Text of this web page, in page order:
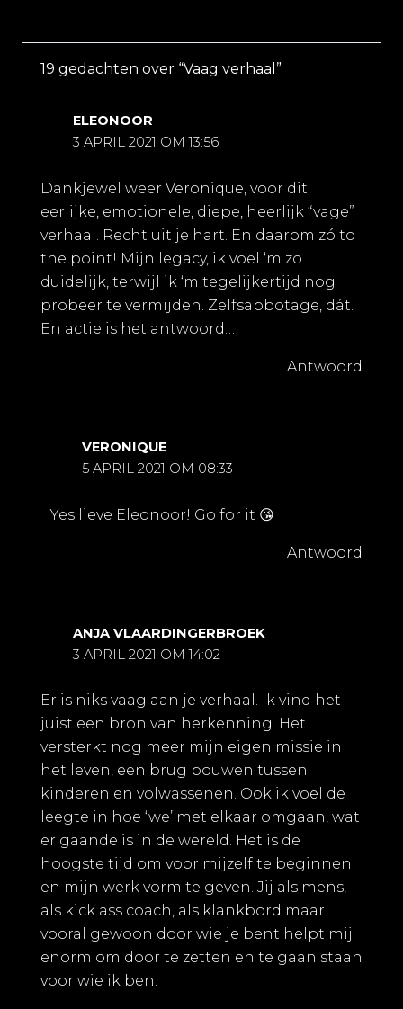
19 gedachten over “Vaag verhaal”
ELEONOOR
3 APRIL 2021 OM 13:56
Dankjewel weer Veronique, voor dit
eerlijke, emotionele, diepe, heerlijk “vage”
verhaal. Recht uit je hart. En daarom zó to
the point! Mijn legacy, ik voel ‘m zo
duidelijk, terwijl ik ‘m tegelijkertijd nog
probeer te vermijden. Zelfsabbotage, dát.
En actie is het antwoord…
Antwoord
VERONIQUE
5 APRIL 2021 OM 08:33
Yes lieve Eleonoor! Go for it 😘
Antwoord
ANJA VLAARDINGERBROEK
3 APRIL 2021 OM 14:02
Er is niks vaag aan je verhaal. Ik vind het
juist een bron van herkenning. Het
versterkt nog meer mijn eigen missie in
het leven, een brug bouwen tussen
kinderen en volwassenen. Ook ik voel de
leegte in hoe ‘we’ met elkaar omgaan, wat
er gaande is in de wereld. Het is de
hoogste tijd om voor mijzelf te beginnen
en mijn werk vorm te geven. Jij als mens,
als kick ass coach, als klankbord maar
vooral gewoon door wie je bent helpt mij
enorm om door te zetten en te gaan staan
voor wie ik ben.